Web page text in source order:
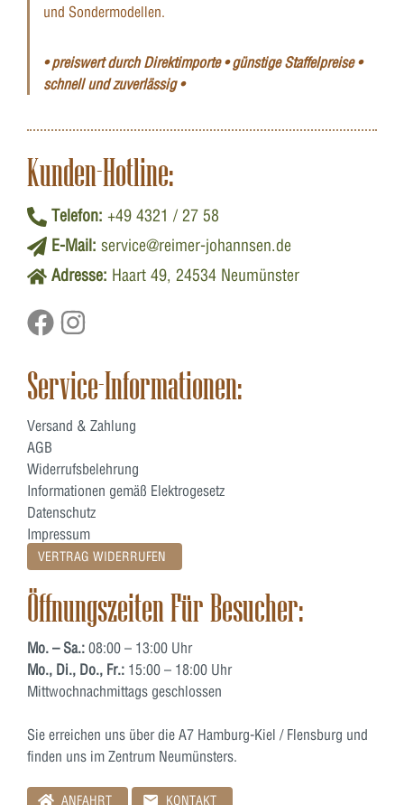
und Sondermodellen.
• preiswert durch Direktimporte • günstige Staffelpreise •
schnell und zuverlässig •
Kunden-Hotline:
Telefon: +49 4321 / 27 58
E-Mail: service@reimer-johannsen.de
Adresse: Haart 49, 24534 Neumünster
Service-Informationen:
Versand & Zahlung
AGB
Widerrufsbelehrung
Informationen gemäß Elektrogesetz
Datenschutz
Impressum
VERTRAG WIDERRUFEN
Öffnungszeiten Für Besucher:
Mo. – Sa.: 08:00 – 13:00 Uhr
Mo., Di., Do., Fr.: 15:00 – 18:00 Uhr
Mittwochnachmittags geschlossen
Sie erreichen uns über die A7 Hamburg-Kiel / Flensburg und
finden uns im Zentrum Neumünsters.
ANFAHRT KONTAKT